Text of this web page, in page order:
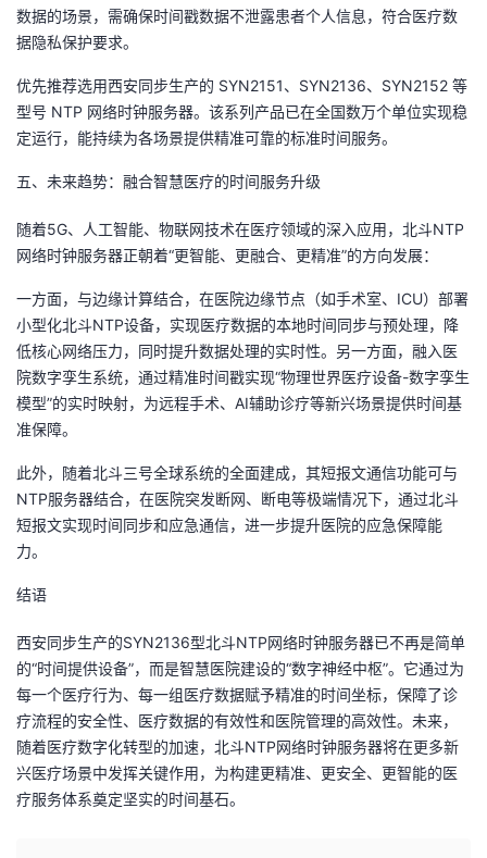
数据的场景，需确保时间戳数据不泄露患者个人信息，符合医疗数
据隐私保护要求。
优先推荐选用西安同步生产的 SYN2151、SYN2136、SYN2152 等
型号 NTP 网络时钟服务器。该系列产品已在全国数万个单位实现稳
定运行，能持续为各场景提供精准可靠的标准时间服务。
五、未来趋势：融合智慧医疗的时间服务升级
随着5G、人工智能、物联网技术在医疗领域的深入应用，北斗NTP
网络时钟服务器正朝着“更智能、更融合、更精准”的方向发展：
一方面，与边缘计算结合，在医院边缘节点（如手术室、ICU）部署
小型化北斗NTP设备，实现医疗数据的本地时间同步与预处理，降
低核心网络压力，同时提升数据处理的实时性。另一方面，融入医
院数字孪生系统，通过精准时间戳实现“物理世界医疗设备-数字孪生
模型”的实时映射，为远程手术、AI辅助诊疗等新兴场景提供时间基
准保障。
此外，随着北斗三号全球系统的全面建成，其短报文通信功能可与
NTP服务器结合，在医院突发断网、断电等极端情况下，通过北斗
短报文实现时间同步和应急通信，进一步提升医院的应急保障能
力。
结语
西安同步生产的SYN2136型北斗NTP网络时钟服务器已不再是简单
的“时间提供设备”，而是智慧医院建设的“数字神经中枢”。它通过为
每一个医疗行为、每一组医疗数据赋予精准的时间坐标，保障了诊
疗流程的安全性、医疗数据的有效性和医院管理的高效性。未来，
随着医疗数字化转型的加速，北斗NTP网络时钟服务器将在更多新
兴医疗场景中发挥关键作用，为构建更精准、更安全、更智能的医
疗服务体系奠定坚实的时间基石。